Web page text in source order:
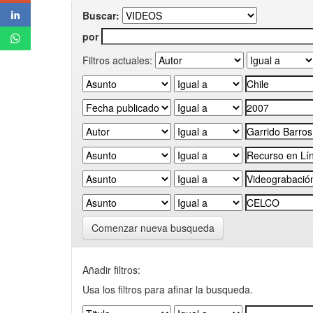
Buscar:
por
Filtros actuales:
Comenzar nueva busqueda
Añadir filtros:
Usa los filtros para afinar la busqueda.